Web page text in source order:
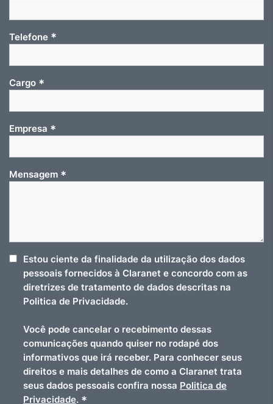
Telefone *
Cargo *
Empresa *
Mensagem *
Estou ciente da finalidade da utilização dos dados
pessoais fornecidos à Claranet e concordo com as
diretrizes de tratamento de dados descritas na
Politica de Privacidade.
Você pode cancelar o recebimento dessas
comunicações quando quiser no rodapé dos
informativos que irá receber. Para conhecer seus
direitos e mais detalhes de como a Claranet trata
seus dados pessoais confira nossa Politica de
Privacidade. *